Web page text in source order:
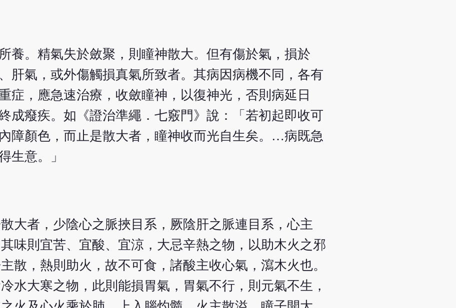
養。精氣失於斂聚，則瞳神散大。但有傷於氣，損於
肝氣，或外傷觸損真氣所致者。其病因病機不同，各有
症，應急速治療，收斂瞳神，以復神光，否則病延日
成癈疾。如《證治準繩．七竅門》說：「若初起即收可
障顏色，而止是散大者，瞳神收而光自生矣。…病既急
生意。」
大者，少陰心之脈挾目系，厥陰肝之脈連目系，心主
味則宜苦、宜酸、宜涼，大忌辛熱之物，以助木火之邪
散，熱則助火，故不可食，諸酸主收心氣，瀉木火也。
水大寒之物，此則能損胃氣，胃氣不行，則元氣不生，